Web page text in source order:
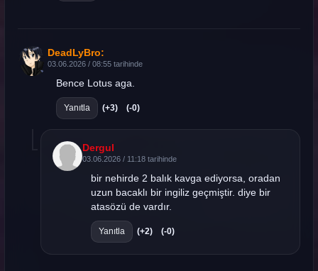
DeadLyBro:
03.06.2026 / 08:55 tarihinde
Bence Lotus aga.
Yanıtla (+3) (-0)
Dergul
03.06.2026 / 11:18 tarihinde
bir nehirde 2 balık kavga ediyorsa, oradan
uzun bacaklı bir ingiliz geçmiştir. diye bir
atasözü de vardır.
Yanıtla (+2) (-0)